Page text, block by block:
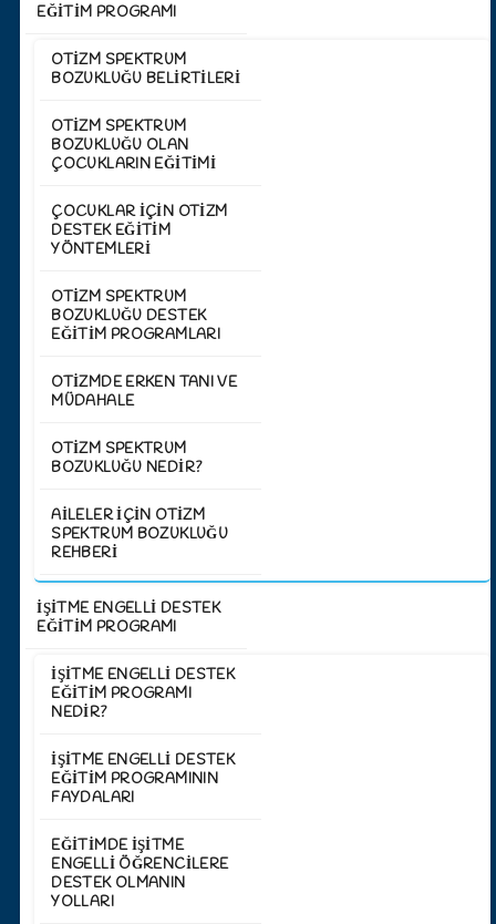
EĞİTİM PROGRAMI
OTIZM SPEKTRUM
BOZUKLUĞU BELIRTILERI
OTIZM SPEKTRUM
BOZUKLUĞU OLAN
ÇOCUKLARIN EĞITIMI
ÇOCUKLAR İÇIN OTIZM
DESTEK EĞITIM
YÖNTEMLERI
OTIZM SPEKTRUM
BOZUKLUĞU DESTEK
EĞITIM PROGRAMLARI
OTIZMDE ERKEN TANI VE
MÜDAHALE
OTIZM SPEKTRUM
BOZUKLUĞU NEDIR?
AILELER İÇIN OTIZM
SPEKTRUM BOZUKLUĞU
REHBERI
İŞİTME ENGELLİ DESTEK
EĞİTİM PROGRAMI
İŞITME ENGELLI DESTEK
EĞITIM PROGRAMI
NEDIR?
İŞITME ENGELLI DESTEK
EĞITIM PROGRAMININ
FAYDALARI
EĞITIMDE İŞITME
ENGELLI ÖĞRENCILERE
DESTEK OLMANIN
YOLLARI